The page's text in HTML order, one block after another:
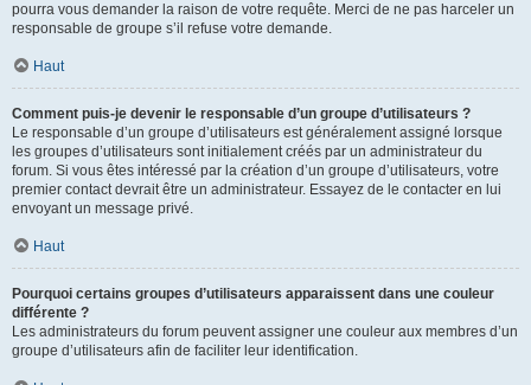
pourra vous demander la raison de votre requête. Merci de ne pas harceler un
responsable de groupe s’il refuse votre demande.
Haut
Comment puis-je devenir le responsable d’un groupe d’utilisateurs ?
Le responsable d’un groupe d’utilisateurs est généralement assigné lorsque
les groupes d’utilisateurs sont initialement créés par un administrateur du
forum. Si vous êtes intéressé par la création d’un groupe d’utilisateurs, votre
premier contact devrait être un administrateur. Essayez de le contacter en lui
envoyant un message privé.
Haut
Pourquoi certains groupes d’utilisateurs apparaissent dans une couleur
différente ?
Les administrateurs du forum peuvent assigner une couleur aux membres d’un
groupe d’utilisateurs afin de faciliter leur identification.